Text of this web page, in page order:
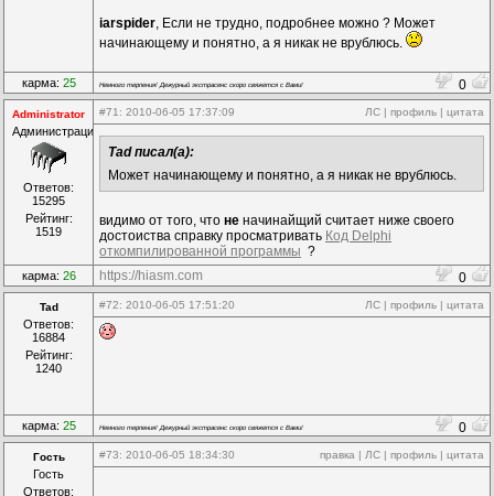
iarspider, Если не трудно, подробнее можно ? Может
начинающему и понятно, а я никак не врублюсь.
карма: 25 Немного терпения! Дежурный экстрасенс скоро свяжется с Вами! 0
Administrator
Администрация
Ответов:
15295
Рейтинг:
1519
#71 : 2010-06-05 17:37:09 ЛС | профиль | цитата
Tad писал(а):
Может начинающему и понятно, а я никак не врублюсь.
видимо от того, что не начинайщий считает ниже своего
достоиства справку просматривать Код Delphi
откомпилированной программы ?
карма: 26 https://hiasm.com 0
Tad
Ответов:
16884
Рейтинг:
1240
#72: 2010-06-05 17:51:20 ЛС | профиль | цитата
карма: 25 Немного терпения! Дежурный экстрасенс скоро свяжется с Вами! 0
Гость
Гость
Ответов:
#73: 2010-06-05 18:34:30 правка | ЛС | профиль | цитата